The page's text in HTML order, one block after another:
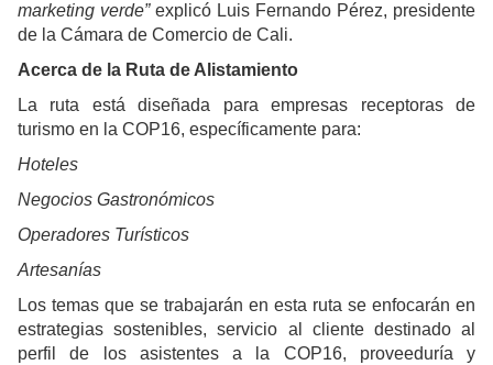
marketing verde”explicó Luis Fernando Pérez, presidente
de la Cámara de Comercio de Cali.
Acerca de la Ruta de Alistamiento
La ruta está diseñada para empresas receptoras de
turismo en la COP16, específicamente para:
Hoteles
Negocios Gastronómicos
Operadores Turísticos
Artesanías
Los temas que se trabajarán en esta ruta se enfocarán en
estrategias sostenibles, servicio al cliente destinado al
perfil de los asistentes a la COP16, proveeduría y